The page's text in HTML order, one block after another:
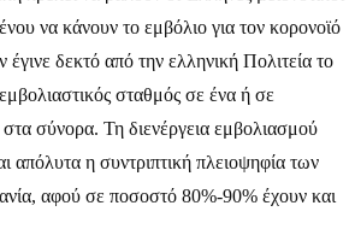
να κάνουν το εμβόλιο για τον κορονοϊό
δεκτό από την ελληνική Πολιτεία το
σταθμός σε ένα ή σε
σύνορα. Τη διενέργεια εμβολιασμού
απόλυτα η συντριπτική πλειοψηφία των
αφού σε ποσοστό 80%-90% έχουν και